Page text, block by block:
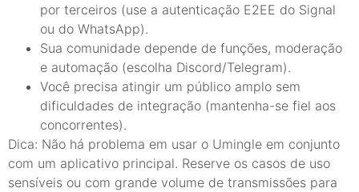
por terceiros (use a autenticação E2EE do Signal
ou do WhatsApp).
Sua comunidade depende de funções, moderação
e automação (escolha Discord/Telegram).
Você precisa atingir um público amplo sem
dificuldades de integração (mantenha-se fiel aos
concorrentes).
Dica: Não há problema em usar o Umingle em conjunto
com um aplicativo principal. Reserve os casos de uso
sensíveis ou com grande volume de transmissões para